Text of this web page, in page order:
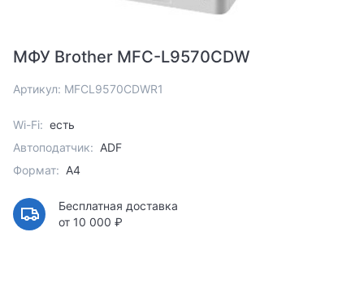
МФУ Brother MFC-L9570CDW
Артикул: MFCL9570CDWR1
Wi-Fi: есть
Автоподатчик: ADF
Формат: A4
Бесплатная доставка
от 10 000 ₽